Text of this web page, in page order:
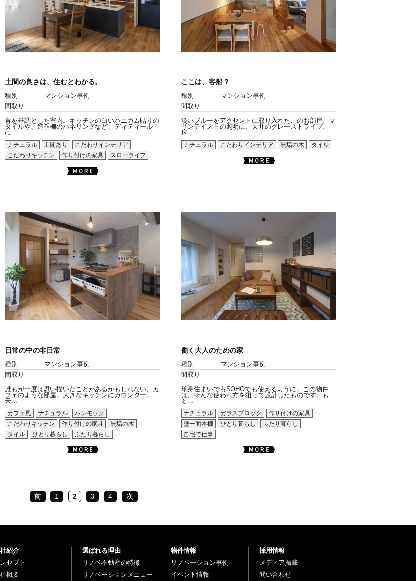
土間の良さは、住むとわかる。
種別
マンション事例
間取り
青を基調とした室内。キッチンの白いハニカム貼りの
タイルや、造作棚のパネリングなど、ディティール
に...
ナチュラル
土間あり
こだわりインテリア
こだわりキッチン
作り付けの家具 スローライフ
ここは、客船？
種別
マンション事例
間取り
淡いブルーをアクセントに取り入れたこのお部屋。マ
リンテイストの照明に、天井のグレーストライプ。
床...
ナチュラル
こだわりインテリア 無垢の木 タイル
日常の中の非日常
種別
マンション事例
間取り
誰もが一度は思い描いたことがあるかもしれない、カ
フェのような部屋。大きなキッチンにカウンター。
天...
カフェ風
ナチュラル
ハンモック
こだわりキッチン
作り付けの家具
無垢の木
タイル
ひとり暮らし ふたり暮らし
働く大人のための家
種別
マンション事例
間取り
単身住まいでもSOHOでも使えるように。この物件
は、そんな使われ方を狙って設計したものです。も
と...
ナチュラル
ガラスブロック
作り付けの家具
壁一面本棚
ひとり暮らし
ふたり暮らし
自宅で仕事
前 1 2 3 4 次
紹介
セプト
概要
選ばれる理由
リノベ不動産の特徴
リノベーションメニュー
物件情報
リノベーション事例
イベント情報
採用情報
メディア掲載
問い合わせ